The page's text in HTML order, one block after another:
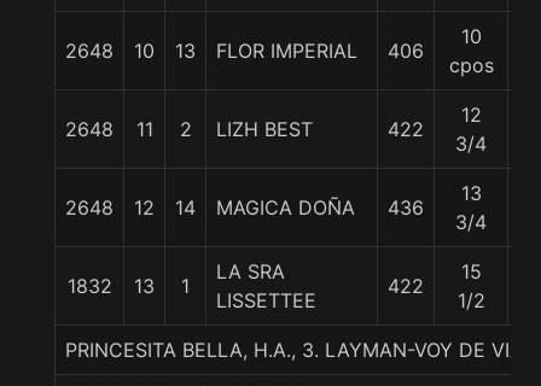
2648 10 13 FLOR IMPERIAL 406
10
cpos
2648 11 2 LIZH BEST 422
12
3/4
2648 12 14 MAGICA DOÑA 436
13
3/4
1832 13 1
LA SRA
LISSETTEE
422
15
1/2
PRINCESITA BELLA, H.A., 3. LAYMAN-VOY DE